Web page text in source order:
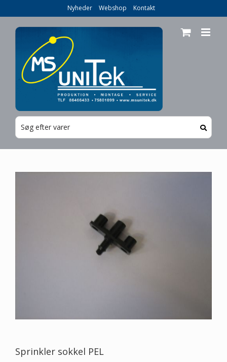
Nyheder Webshop Kontakt
Sprinkler sokkel PEL